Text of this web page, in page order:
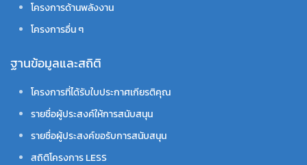
โครงการด้านพลังงาน
โครงการอื่น ๆ
ฐานข้อมูลและสถิติ
โครงการที่ได้รับใบประกาศเกียรติคุณ
รายชื่อผู้ประสงค์ให้การสนับสนุน
รายชื่อผู้ประสงค์ขอรับการสนับสนุน
สถิติโครงการ LESS